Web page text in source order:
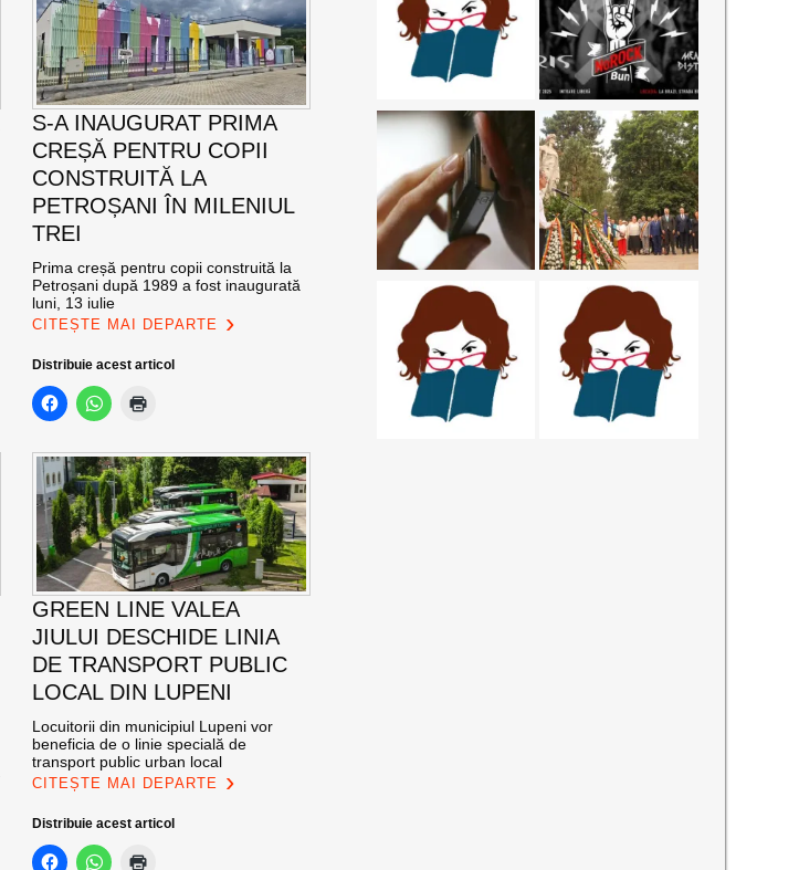
S-A INAUGURAT PRIMA
CREȘĂ PENTRU COPII
CONSTRUITĂ LA
PETROȘANI ÎN MILENIUL
TREI
Prima creșă pentru copii construită la
Petroșani după 1989 a fost inaugurată
luni, 13 iulie
CITEȘTE MAI DEPARTE
Distribuie acest articol
GREEN LINE VALEA
JIULUI DESCHIDE LINIA
DE TRANSPORT PUBLIC
LOCAL DIN LUPENI
Locuitorii din municipiul Lupeni vor
beneficia de o linie specială de
transport public urban local
CITEȘTE MAI DEPARTE
Distribuie acest articol